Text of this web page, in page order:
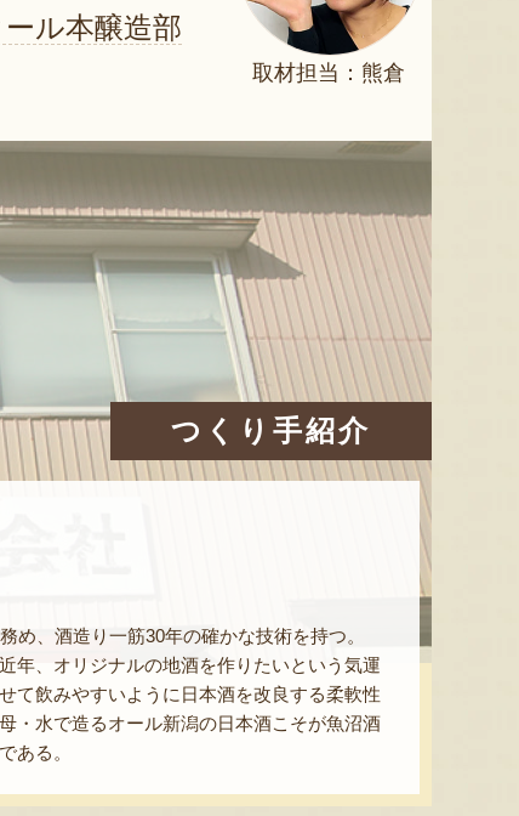
取材担当：熊倉
ル本醸造部
つくり手紹介
、酒造り一筋30年の確かな技術を持つ。
年、オリジナルの地酒を作りたいという気運
て飲みやすいように日本酒を改良する柔軟性
・水で造るオール新潟の日本酒こそが魚沼酒
ある。